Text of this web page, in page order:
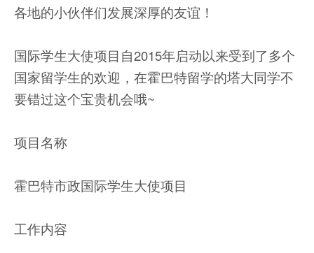
各地的小伙伴们发展深厚的友谊！
国际学生大使项目自2015年启动以来受到了多个
国家留学生的欢迎，在霍巴特留学的塔大同学不
要错过这个宝贵机会哦~
项目名称
霍巴特市政国际学生大使项目
工作内容